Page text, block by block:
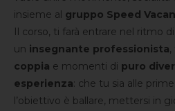
insieme al gruppo Speed
Il corso, ti farà entrare nel ritmo di
un insegnante professionista,
coppia e momenti di puro
esperienza: che tu sia alle
l’obiettivo è ballare, mettersi in